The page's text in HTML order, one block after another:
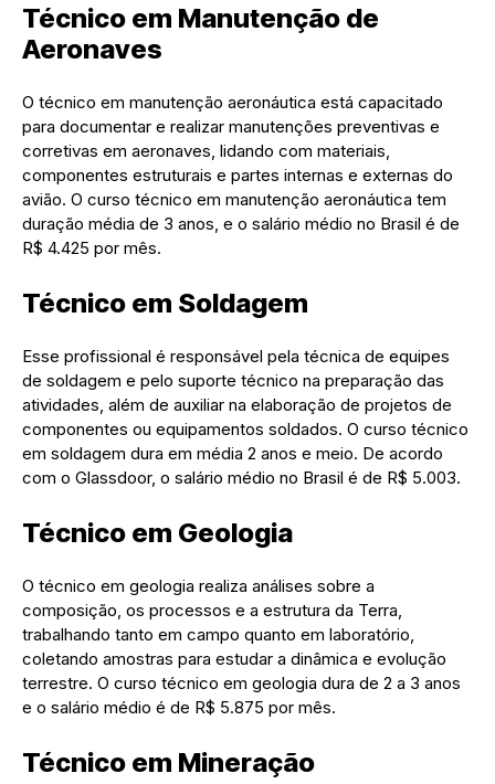
Técnico em Manutenção de
Aeronaves
O técnico em manutenção aeronáutica está capacitado
para documentar e realizar manutenções preventivas e
corretivas em aeronaves, lidando com materiais,
componentes estruturais e partes internas e externas do
avião. O curso técnico em manutenção aeronáutica tem
duração média de 3 anos, e o salário médio no Brasil é de
R$ 4.425 por mês.
Técnico em Soldagem
Esse profissional é responsável pela técnica de equipes
de soldagem e pelo suporte técnico na preparação das
atividades, além de auxiliar na elaboração de projetos de
componentes ou equipamentos soldados. O curso técnico
em soldagem dura em média 2 anos e meio. De acordo
com o Glassdoor, o salário médio no Brasil é de R$ 5.003.
Técnico em Geologia
O técnico em geologia realiza análises sobre a
composição, os processos e a estrutura da Terra,
trabalhando tanto em campo quanto em laboratório,
coletando amostras para estudar a dinâmica e evolução
terrestre. O curso técnico em geologia dura de 2 a 3 anos
e o salário médio é de R$ 5.875 por mês.
Técnico em Mineração